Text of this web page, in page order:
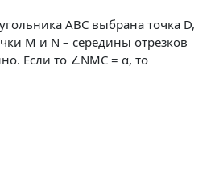
ABC выбрана точка D,
M и N – середины отрезков
Если то ∠NMC = α, то